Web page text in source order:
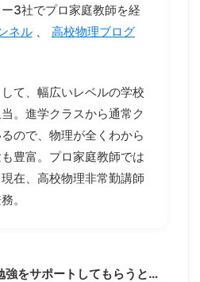
3社でプロ家庭教師を経
ネル
高校物理ブログ
て、幅広いレベルの学校
。進学クラスから通常ク
ので、物理が全くわから
豊富。プロ家庭教師では
在、高校物理非常勤講師
。
強をサポートしてもらうと…